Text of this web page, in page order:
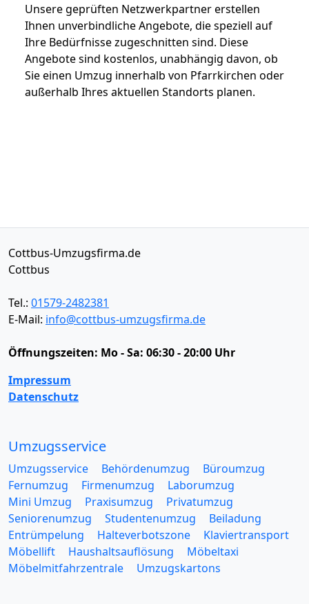
Unsere geprüften Netzwerkpartner erstellen
Ihnen unverbindliche Angebote, die speziell auf
Ihre Bedürfnisse zugeschnitten sind. Diese
Angebote sind kostenlos, unabhängig davon, ob
Sie einen Umzug innerhalb von Pfarrkirchen oder
außerhalb Ihres aktuellen Standorts planen.
Cottbus-Umzugsfirma.de
Cottbus
Tel.: 01579-2482381
E-Mail: info@cottbus-umzugsfirma.de
Öffnungszeiten: Mo - Sa: 06:30 - 20:00 Uhr
Impressum
Datenschutz
Umzugsservice
Umzugsservice Behördenumzug
Büroumzug
Fernumzug
Firmenumzug
Laborumzug
Mini Umzug
Praxisumzug
Privatumzug
Seniorenumzug
Studentenumzug
Beiladung
Entrümpelung
Halteverbotszone
Klaviertransport
Möbellift
Haushaltsauflösung
Möbeltaxi
Möbelmitfahrzentrale
Umzugskartons